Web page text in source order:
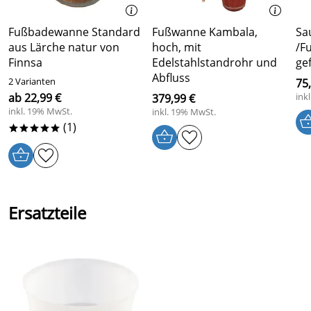
Fußbadewanne Standard
aus Lärche natur von
Finnsa
2 Varianten
ab 22,99 €
inkl. 19% MwSt.
***** (1)
Fußwanne Kambala,
hoch, mit
Edelstahlstandrohr und
Abfluss
379,99 €
inkl. 19% MwSt.
/
Ersatzteile